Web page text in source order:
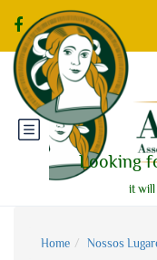
Looking
it will
Home Nossos